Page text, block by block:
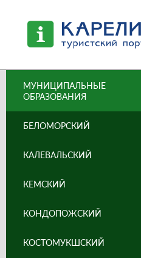
МУНИЦИПАЛЬНЫЕ
ОБРАЗОВАНИЯ
БЕЛОМОРСКИЙ
КАЛЕВАЛЬСКИЙ
КЕМСКИЙ
КОНДОПОЖСКИЙ
КОСТОМУКШСКИЙ